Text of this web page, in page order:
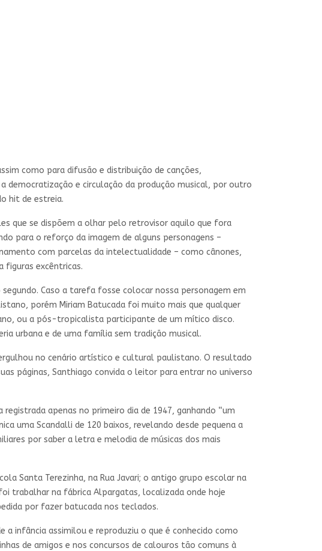
como para difusão e distribuição de canções,
democratização e circulação da produção musical, por outro
hit de estreia.
que se dispõem a olhar pelo retrovisor aquilo que fora
para o reforço da imagem de alguns personagens –
com parcelas da intelectualidade – como cânones,
figuras excêntricas.
Caso a tarefa fosse colocar nossa personagem em
porém Miriam Batucada foi muito mais que qualquer
ou a pós-tropicalista participante de um mítico disco.
urbana e de uma família sem tradição musical.
no cenário artístico e cultural paulistano. O resultado
páginas, Santhiago convida o leitor para entrar no universo
apenas no primeiro dia de 1947, ganhando “um
uma Scandalli de 120 baixos, revelando desde pequena a
por saber a letra e melodia de músicas dos mais
Santa Terezinha, na Rua Javari; o antigo grupo escolar na
trabalhar na fábrica Alpargatas, localizada onde hoje
por fazer batucada nos teclados.
a infância assimilou e reproduziu o que é conhecido como
de amigos e nos concursos de calouros tão comuns à